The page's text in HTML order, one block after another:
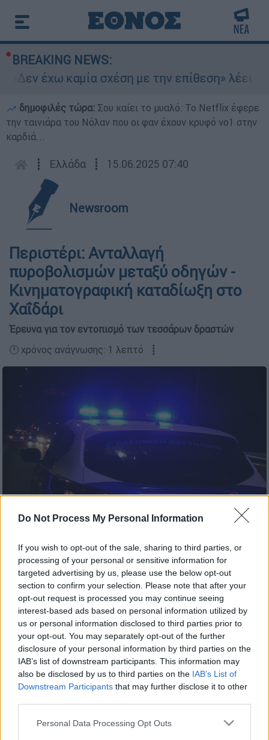
Do Not Process My Personal Information
If you wish to opt-out of the sale, sharing to third parties, or
processing of your personal or sensitive information for
targeted advertising by us, please use the below opt-out
section to confirm your selection. Please note that after your
opt-out request is processed you may continue seeing
interest-based ads based on personal information utilized by
us or personal information disclosed to third parties prior to
your opt-out. You may separately opt-out of the further
disclosure of your personal information by third parties on the
IAB’s list of downstream participants. This information may
also be disclosed by us to third parties on the IAB’s List of
Downstream Participants that may further disclose it to other
Please note that this website/app uses one or more Google
Personal Data Processing Opt Outs
BREAKING NEWS:
έχω καμία σχέση με την επίθεση» λέει η
δημοφιλές τώρα: Σου καίει το μυαλό: Το Netflix έφερε
την ταινιάρα του Νόλαν που οι φαν έχουν κρυφό νο1 στην
καρδιά...
┋ Ελλάδα ┋ 15.06.2025 07:40
Newsroom
Περιστέρι: Ανταλλαγή
πυροβολισμών μεταξύ οδηγών -
Κινηματογραφική καταδίωξη στο
Χαΐδάρι
Έρευνα για τον εντοπισμό των τεσσάρων δραστών
🕛 χρόνος ανάγνωσης: 1 λεπτό ┋
Προσθέστε το ΕΘΝΟΣ στη Google
Σκηνές από κινηματογραφική ταινία
εκτυλίχθηκαν το βράδυ του Σαββάτου (14/6)
στοΠεριστέρι καθώς τέσσερα άτομα που
επέβαιναν σε μία μοτοσικλέτα και σε ένα Ι.Χ.
αντάλλαξαν πυροβολισμούς και ακολούθησε
καταδίωξη μέχρι το Χαϊδάρι, η οποία έληξε
με τροχαίο ατύχημα.